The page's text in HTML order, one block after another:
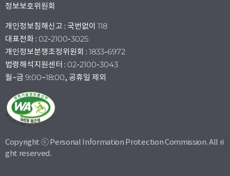
정보보호위원회
개인정보침해신고 : 국번없이 118
대표전화 : 02-2100-3025
개인정보분쟁조정위원회 : 1833-6972
법령해석지원센터 : 02-2100-3043
월~금 9:00~18:00, 공휴일 제외
Copyright ⓒ Personal Information Protection Commission. All ri
ght reserved.